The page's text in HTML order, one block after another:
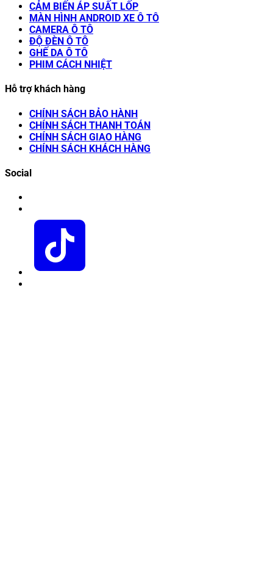
CẢM BIẾN ÁP SUẤT LỐP
MÀN HÌNH ANDROID XE Ô TÔ
CAMERA Ô TÔ
ĐỘ ĐÈN Ô TÔ
GHẾ DA Ô TÔ
PHIM CÁCH NHIỆT
Hỗ trợ khách hàng
CHÍNH SÁCH BẢO HÀNH
CHÍNH SÁCH THANH TOÁN
CHÍNH SÁCH GIAO HÀNG
CHÍNH SÁCH KHÁCH HÀNG
Social